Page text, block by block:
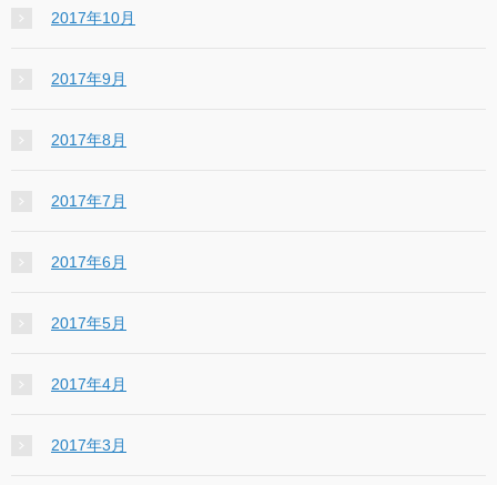
2017年10月
2017年9月
2017年8月
2017年7月
2017年6月
2017年5月
2017年4月
2017年3月